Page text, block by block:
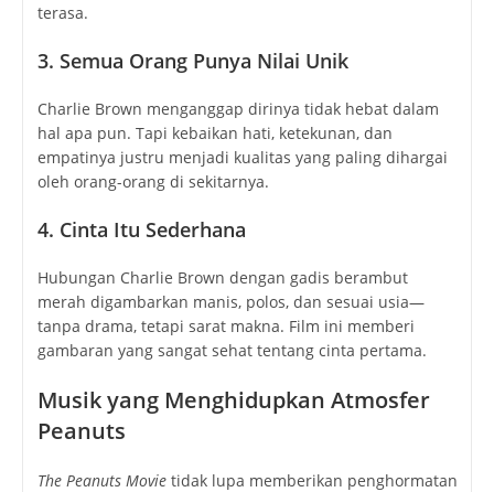
terasa.
3. Semua Orang Punya Nilai Unik
Charlie Brown menganggap dirinya tidak hebat dalam
hal apa pun. Tapi kebaikan hati, ketekunan, dan
empatinya justru menjadi kualitas yang paling dihargai
oleh orang-orang di sekitarnya.
4. Cinta Itu Sederhana
Hubungan Charlie Brown dengan gadis berambut
merah digambarkan manis, polos, dan sesuai usia—
tanpa drama, tetapi sarat makna. Film ini memberi
gambaran yang sangat sehat tentang cinta pertama.
Musik yang Menghidupkan Atmosfer
Peanuts
The Peanuts Movietidak lupa memberikan penghormatan